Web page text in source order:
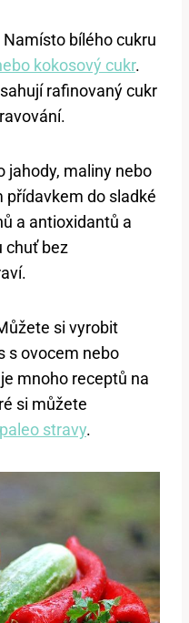
Namísto bílého cukru
kokosový cukr.
rafinovaný cukr
jahody, maliny nebo
přídavkem do sladké
a antioxidantů a
chuť bez
si vyrobit
s ovocem nebo
mnoho receptů na
si můžete
stravy.